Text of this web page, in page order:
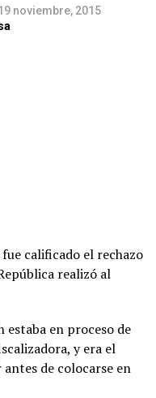
noviembre, 2015
calificado el rechazo
realizó al
en proceso de
y era el
de colocarse en